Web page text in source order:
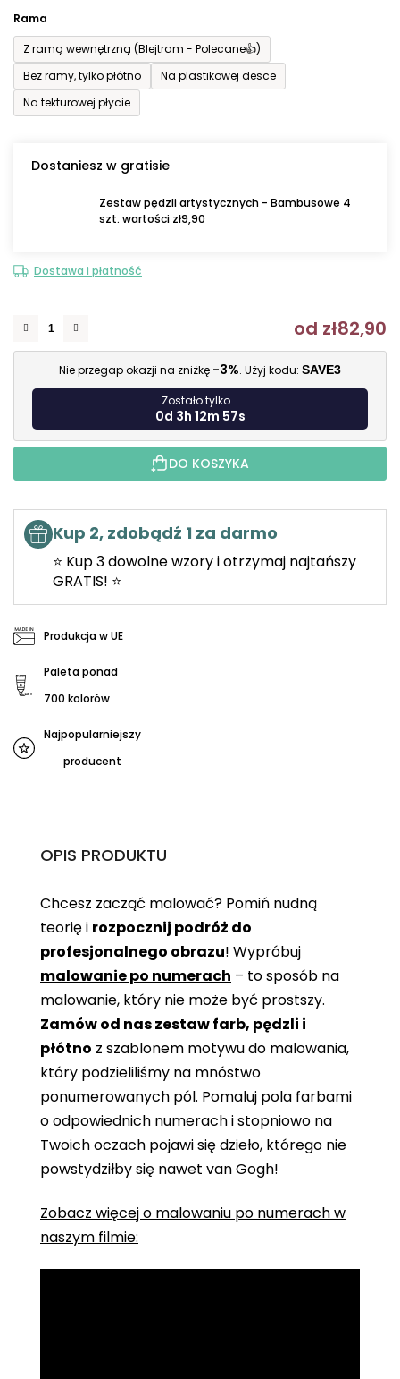
Rama
Z ramą wewnętrzną (Blejtram - Polecane👍)
Bez ramy, tylko płótno
Na plastikowej desce
Na tekturowej płycie
Dostaniesz w gratisie
Zestaw pędzli artystycznych - Bambusowe 4
szt. wartości zł9,90
Dostawa i płatność
od zł82,90
Nie przegap okazji na zniżkę -3%. Użyj kodu: SAVE3
Zostało tylko...
0d 3h 12m 56s
DO KOSZYKA
Kup 2, zdobądź 1 za darmo
⭐ Kup 3 dowolne wzory i otrzymaj najtańszy
GRATIS! ⭐
Produkcja w UE
Paleta ponad
700 kolorów
Najpopularniejszy
producent
OPIS PRODUKTU
Chcesz zacząć malować? Pomiń nudną
teorię i rozpocznij podróż do
profesjonalnego obrazu! Wypróbuj
malowanie po numerach – to sposób na
malowanie, który nie może być prostszy.
Zamów od nas zestaw farb, pędzli i
płótno z szablonem motywu do malowania,
który podzieliliśmy na mnóstwo
ponumerowanych pól. Pomaluj pola farbami
o odpowiednich numerach i stopniowo na
Twoich oczach pojawi się dzieło, którego nie
powstydziłby się nawet van Gogh!
Zobacz więcej o malowaniu po numerach w
naszym filmie: